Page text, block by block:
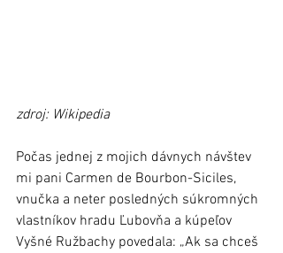
zdroj: Wikipedia
Počas jednej z mojich dávnych návštev
mi pani Carmen de Bourbon-Siciles,
vnučka a neter posledných súkromných
vlastníkov hradu Ľubovňa a kúpeľov
Vyšné Ružbachy povedala: „Ak sa chceš